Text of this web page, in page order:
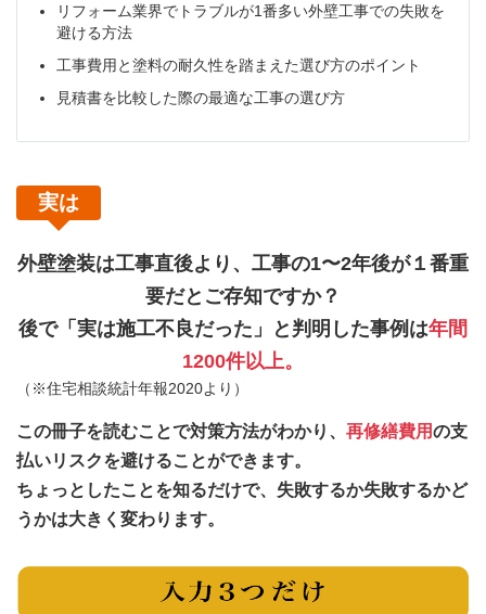
リフォーム業界でトラブルが1番多い外壁工事での失敗を
避ける方法
工事費用と塗料の耐久性を踏まえた選び方のポイント
見積書を比較した際の最適な工事の選び方
実は
外壁塗装は工事直後より、工事の1〜2年後が１番重
要だとご存知ですか？
後で「実は施工不良だった」と判明した事例は年間
1200件以上。
（※住宅相談統計年報2020より）
この冊子を読むことで対策方法がわかり、 再修繕費用の支
払いリスクを避けることができます。
ちょっとしたことを知るだけで、 失敗するか失敗するかど
うかは大きく変わります。